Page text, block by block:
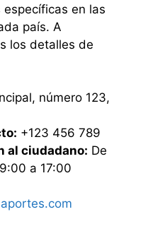
en las
país. A
los detalles de
número 123,
+123 456 789
al ciudadano: De
a 17:00